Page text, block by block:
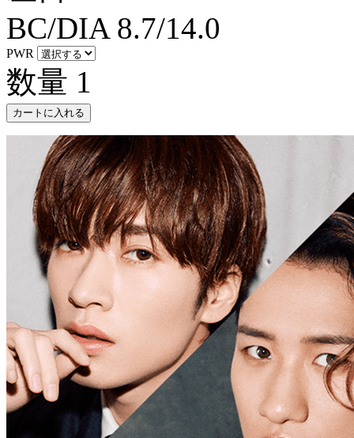
BC/DIA 8.7/14.0
PWR
数量 1
カートに入れる